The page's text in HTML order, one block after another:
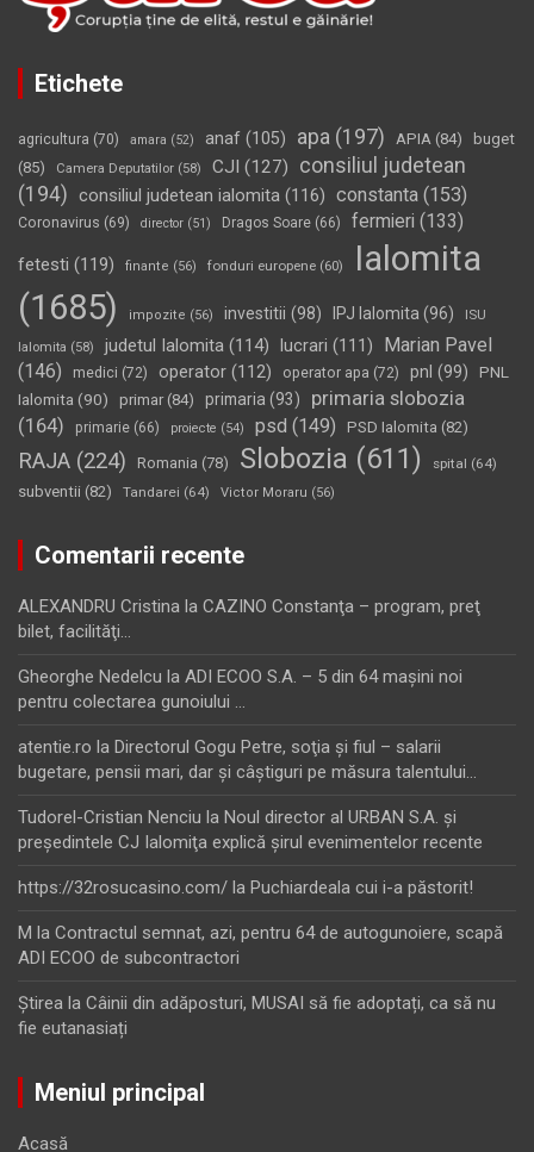
Etichete
agricultura (70) amara (52) anaf (105) apa (197) APIA (84)
buget
(85)
Camera Deputatilor (58) CJI (127)
consiliul judetean
(194) consiliul judetean ialomita (116) constanta (153)
Coronavirus (69) director (51) Dragos Soare (66) fermieri (133)
fetesti (119) finante (56) fonduri europene (60)
Ialomita
(1685)
impozite (56) investitii (98) IPJ Ialomita (96) ISU
Ialomita (58) judetul Ialomita (114) lucrari (111)
Marian Pavel
(146)
medici (72) operator (112) operator apa (72) pnl (99)
PNL
Ialomita (90) primar(84) primaria (93)
primaria slobozia
(164)
primarie (66) proiecte (54) psd (149) PSD Ialomita (82)
RAJA (224) Romania (78) Slobozia (611) spital (64)
subventii (82) Tandarei (64) Victor Moraru (56)
Comentarii recente
ALEXANDRU Cristina la CAZINO Constanţa – program, preţ
bilet, facilităţi…
Gheorghe Nedelcu la ADI ECOO S.A. – 5 din 64 maşini noi
pentru colectarea gunoiului …
atentie.ro la Directorul Gogu Petre, soţia şi fiul – salarii
bugetare, pensii mari, dar şi câştiguri pe măsura talentului…
Tudorel-Cristian Nenciu la Noul director al URBAN S.A. şi
preşedintele CJ Ialomiţa explică şirul evenimentelor recente
https://32rosucasino.com/ la Puchiardeala cui i-a păstorit!
M la Contractul semnat, azi, pentru 64 de autogunoiere, scapă
ADI ECOO de subcontractori
Ştirea la Câinii din adăposturi, MUSAI să fie adoptați, ca să nu
fie eutanasiați
Meniul principal
Acasă